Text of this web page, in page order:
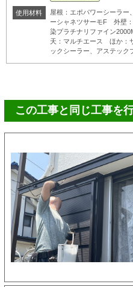
使用材料
屋根：エポパワーシーラー
ーシャネツサーモF 外壁
染プラチナリファイン
天：マルチエース ほか：
ックシーラー、アステック
この工事と同じ工事を